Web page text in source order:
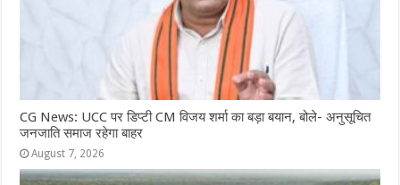
CG News: UCC पर डिप्टी CM विजय शर्मा का बड़ा बयान, बोले- अनुसूचित
जनजाति समाज रहेगा बाहर
August 7, 2026